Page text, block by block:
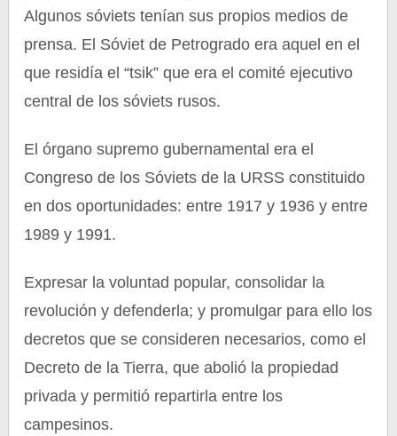
Algunos sóviets tenían sus propios medios de
prensa. El Sóviet de Petrogrado era aquel en el
que residía el “tsik” que era el comité ejecutivo
central de los sóviets rusos.
El órgano supremo gubernamental era el
Congreso de los Sóviets de la URSS constituido
en dos oportunidades: entre 1917 y 1936 y entre
1989 y 1991.
Expresar la voluntad popular, consolidar la
revolución y defenderla; y promulgar para ello los
decretos que se consideren necesarios, como el
Decreto de la Tierra, que abolió la propiedad
privada y permitió repartirla entre los
campesinos.